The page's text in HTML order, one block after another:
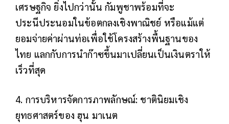
เศรษฐกิจ ยิ่งไปกว่านั้น กัมพูชาพร้อมที่จะ
ประนีประนอมในข้อตกลงเชิงพาณิชย์ หรือแม้แต่
ยอมจ่ายค่าผ่านท่อเพื่อใช้โครงสร้างพื้นฐานของ
ไทย แลกกับการนำก๊าซขึ้นมาเปลี่ยนเป็นเงินตราให้
เร็วที่สุด
4. การบริหารจัดการภาพลักษณ์: ชาตินิยมเชิง
ยุทธศาสตร์ของ ฮุน มาเนต